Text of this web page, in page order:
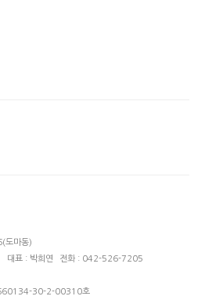
도마동)
대표 : 박희연
전화 : 042-526-7205
30-2-00310호